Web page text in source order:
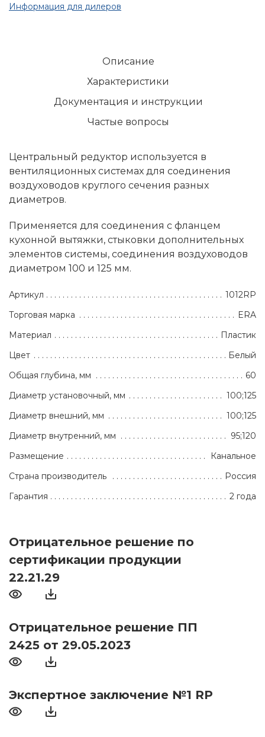
Информация для дилеров
Описание
Характеристики
Документация и инструкции
Частые вопросы
Центральный редуктор используется в
вентиляционных системах для соединения
воздуховодов круглого сечения разных
диаметров.
Применяется для соединения с фланцем
кухонной вытяжки, стыковки дополнительных
элементов системы, соединения воздуховодов
диаметром 100 и 125 мм.
Артикул
1012RP
Торговая марка
ERA
Материал
Пластик
Цвет
Белый
Общая глубина, мм
60
Диаметр установочный, мм
100;125
Диаметр внешний, мм
100;125
Диаметр внутренний, мм
95;120
Размещение
Канальное
Страна производитель
Россия
Гарантия
2 года
Отрицательное решение по
сертификации продукции
22.21.29
Отрицательное решение ПП
2425 от 29.05.2023
Экспертное заключение №1 RP